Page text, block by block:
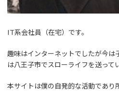
IT系会社員（在宅）です。
趣味はインターネットでしたが今は
は八王子市でスローライフを送って
本サイトは僕の自発的な活動であり